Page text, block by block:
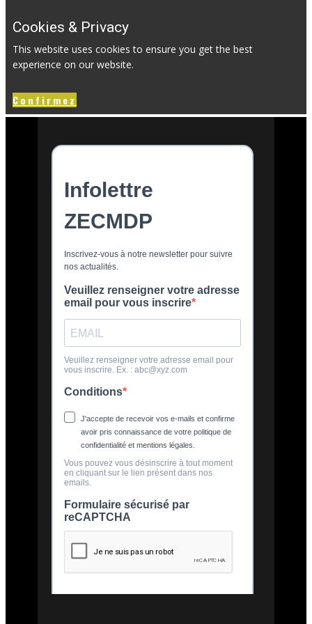
Cookies & Privacy
This website uses cookies to ensure you get the best
experience on our website.
Confirmez